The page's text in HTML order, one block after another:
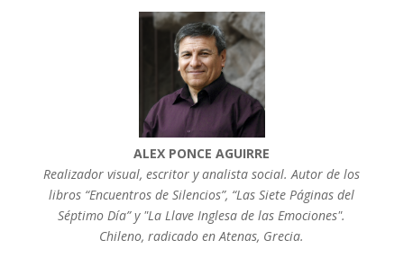
ALEX PONCE AGUIRRE
Realizador visual, escritor y analista social. Autor de los
libros “Encuentros de Silencios”, “Las Siete Páginas del
Séptimo Día” y "La Llave Inglesa de las Emociones".
Chileno, radicado en Atenas, Grecia.